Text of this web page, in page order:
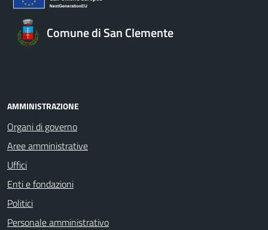
Comune di San Clemente
AMMINISTRAZIONE
Organi di governo
Aree amministrative
Uffici
Enti e fondazioni
Politici
Personale amministrativo